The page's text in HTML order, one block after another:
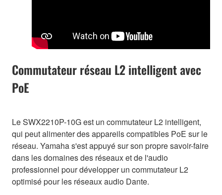
Commutateur réseau L2 intelligent avec
PoE
Le SWX2210P-10G est un commutateur L2 intelligent,
qui peut alimenter des appareils compatibles PoE sur le
réseau. Yamaha s'est appuyé sur son propre savoir-faire
dans les domaines des réseaux et de l'audio
professionnel pour développer un commutateur L2
optimisé pour les réseaux audio Dante.